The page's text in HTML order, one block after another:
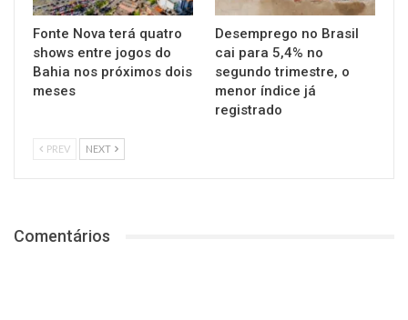
Fonte Nova terá quatro
shows entre jogos do
Bahia nos próximos dois
meses
Desemprego no Brasil
cai para 5,4% no
segundo trimestre, o
menor índice já
registrado
PREV NEXT
Comentários